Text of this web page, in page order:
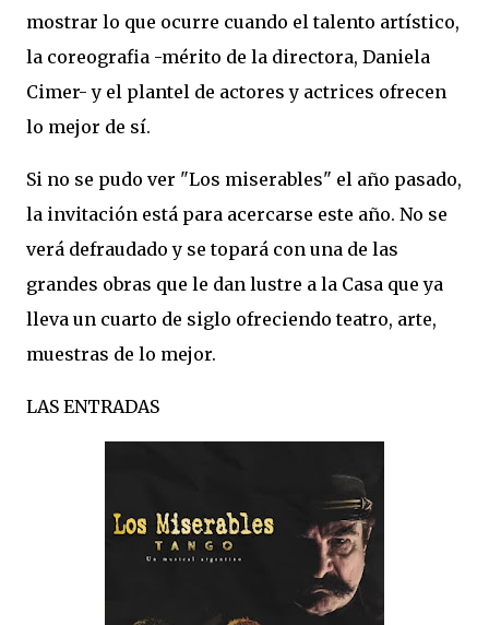
mostrar lo que ocurre cuando el talento artístico,
la coreografia -mérito de la directora, Daniela
Cimer- y el plantel de actores y actrices ofrecen
lo mejor de sí.
Si no se pudo ver "Los miserables" el año pasado,
la invitación está para acercarse este año. No se
verá defraudado y se topará con una de las
grandes obras que le dan lustre a la Casa que ya
lleva un cuarto de siglo ofreciendo teatro, arte,
muestras de lo mejor.
LAS ENTRADAS